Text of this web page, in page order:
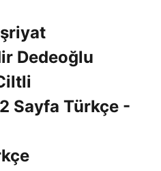
Dedeoğlu
Sayfa Türkçe -